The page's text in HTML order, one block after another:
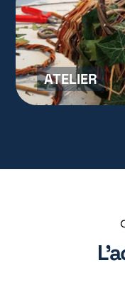
ATELIER